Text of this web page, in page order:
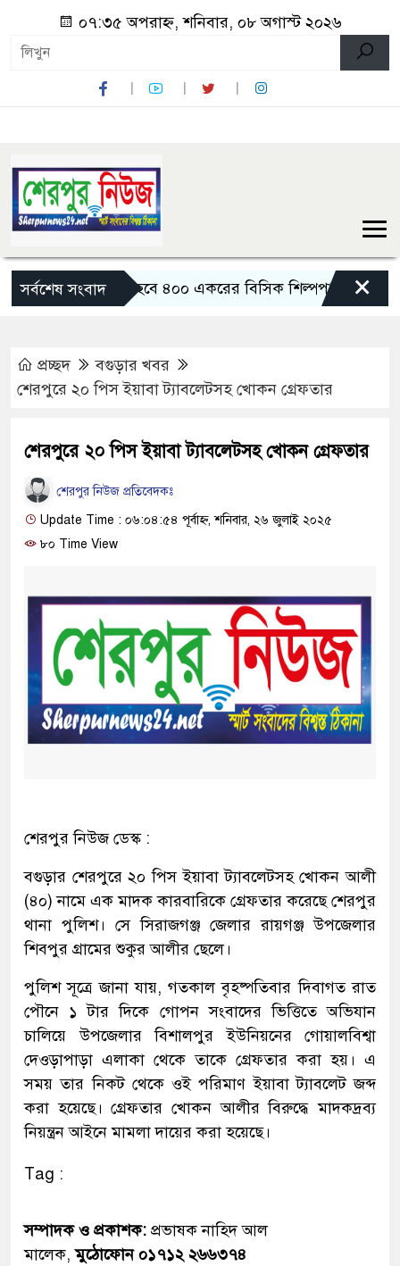
০৭:৩৫ অপরাহ্ন, শনিবার, ০৮ অগাস্ট ২০২৬
সর্বশেষ সংবাদ
বগুড়ায় তৈরি হবে ৪০০ একরের বিসিক শিল্পপার্ক: বাণিজ্যমন্ত্রী
×
প্রচ্ছদ
বগুড়ার খবর
শেরপুরে ২০ পিস ইয়াবা ট্যাবলেটসহ খোকন গ্রেফতার
শেরপুরে ২০ পিস ইয়াবা ট্যাবলেটসহ খোকন গ্রেফতার
শেরপুর নিউজ প্রতিবেদকঃ
Update Time : ০৬:০৪:৫৪ পূর্বাহ্ন, শনিবার, ২৬ জুলাই ২০২৫
৮০ Time View
শেরপুর নিউজ ডেস্ক :
বগুড়ার শেরপুরে ২০ পিস ইয়াবা ট্যাবলেটসহ খোকন আলী
(৪০) নামে এক মাদক কারবারিকে গ্রেফতার করেছে শেরপুর
থানা পুলিশ। সে সিরাজগঞ্জ জেলার রায়গঞ্জ উপজেলার
শিবপুর গ্রামের শুকুর আলীর ছেলে।
পুলিশ সূত্রে জানা যায়, গতকাল বৃহষ্পতিবার দিবাগত রাত
পৌনে ১ টার দিকে গোপন সংবাদের ভিত্তিতে অভিযান
চালিয়ে উপজেলার বিশালপুর ইউনিয়নের গোয়ালবিশ্বা
দেওড়াপাড়া এলাকা থেকে তাকে গ্রেফতার করা হয়। এ
সময় তার নিকট থেকে ওই পরিমাণ ইয়াবা ট্যাবলেট জব্দ
করা হয়েছে। গ্রেফতার খোকন আলীর বিরুদ্ধে মাদকদ্রব্য
নিয়ন্ত্রন আইনে মামলা দায়ের করা হয়েছে।
Tag :
সম্পাদক ও প্রকাশক: প্রভাষক নাহিদ আল
মালেক,মুঠোফোন ০১৭১২ ২৬৬৩৭৪